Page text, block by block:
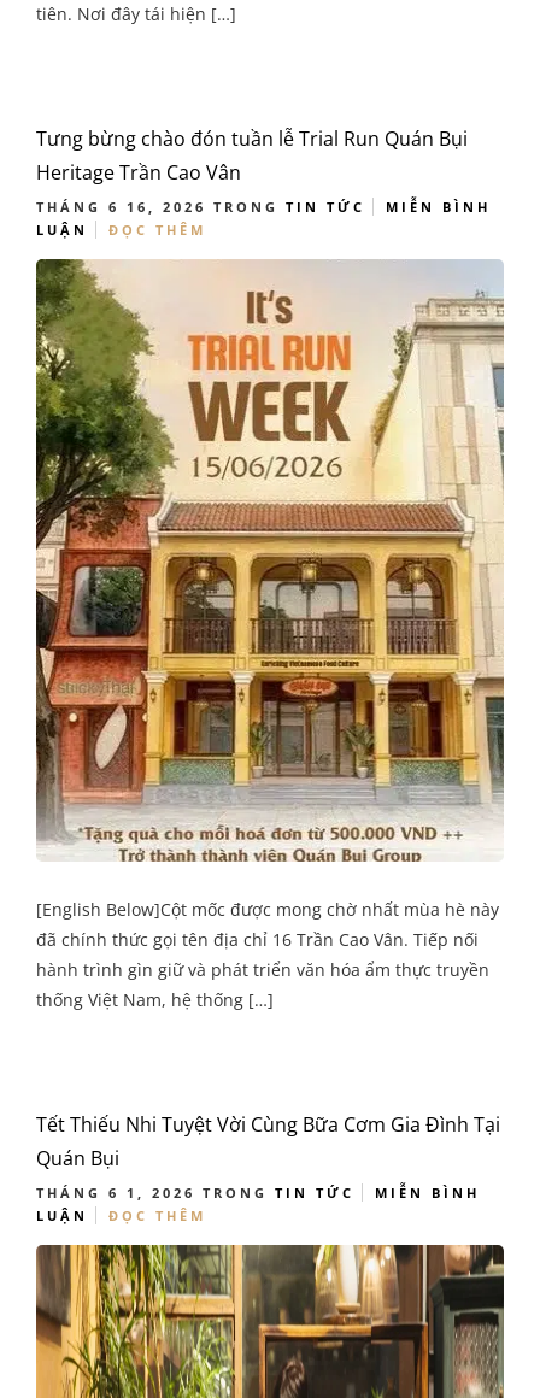
tiên. Nơi đây tái hiện […]
Tưng bừng chào đón tuần lễ Trial Run Quán Bụi
Heritage Trần Cao Vân
THÁNG 6 16, 2026 TRONG TIN TỨC
MIỄN BÌNH
LUẬN
ĐỌC THÊM
[English Below]Cột mốc được mong chờ nhất mùa hè này
đã chính thức gọi tên địa chỉ 16 Trần Cao Vân. Tiếp nối
hành trình gìn giữ và phát triển văn hóa ẩm thực truyền
thống Việt Nam, hệ thống […]
Tết Thiếu Nhi Tuyệt Vời Cùng Bữa Cơm Gia Đình Tại
Quán Bụi
THÁNG 6 1, 2026 TRONG TIN TỨC
MIỄN BÌNH
LUẬN
ĐỌC THÊM